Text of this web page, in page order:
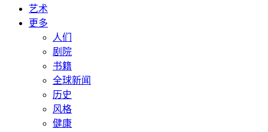
艺术
更多
人们
剧院
书籍
全球新闻
历史
风格
健康